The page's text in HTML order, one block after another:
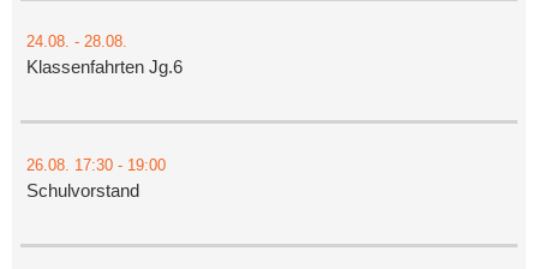
24.08. - 28.08.
Klassenfahrten Jg.6
26.08. 17:30 - 19:00
Schulvorstand